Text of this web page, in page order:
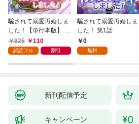
騙されて溺愛再婚しま
した！【単行本版】 1
巻825 110
試読フル 割引
騙されて溺愛再婚しま
した！ 第1話
0
無料
新刊配信予定
キャンペーン